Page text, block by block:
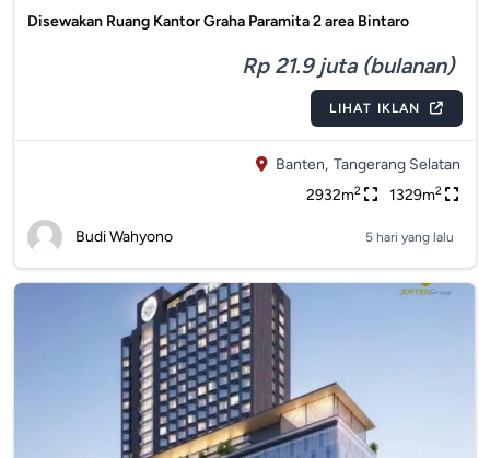
Disewakan Ruang Kantor Graha Paramita 2 area Bintaro
Rp 21.9 juta (bulanan)
LIHAT IKLAN
Banten, Tangerang Selatan
2932m2 1329m2
Budi Wahyono 5 hari yang lalu